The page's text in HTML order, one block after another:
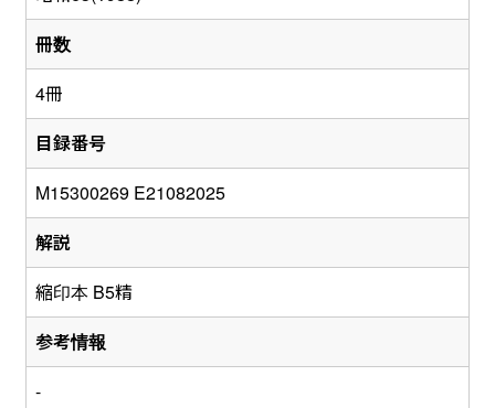
冊数
4冊
目録番号
M15300269 E21082025
解説
縮印本 B5精
参考情報
-